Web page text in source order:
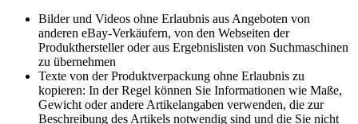
Bilder und Videos ohne Erlaubnis aus Angeboten von
anderen eBay-Verkäufern, von den Webseiten der
Produkthersteller oder aus Ergebnislisten von Suchmaschinen
zu übernehmen
Texte von der Produktverpackung ohne Erlaubnis zu
kopieren: In der Regel können Sie Informationen wie Maße,
Gewicht oder andere Artikelangaben verwenden, die zur
Beschreibung des Artikels notwendig sind und die Sie nicht